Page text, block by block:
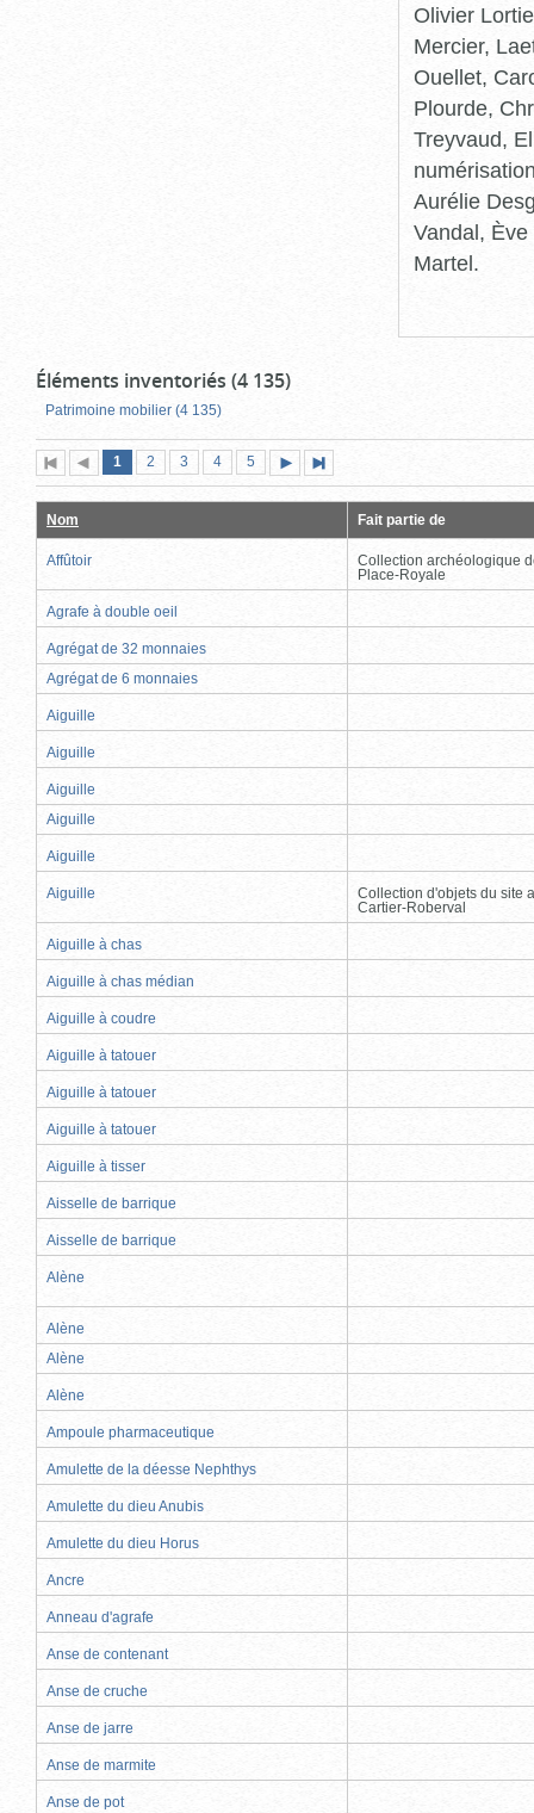
Olivier
Mercier,
Ouellet,
Plourde,
Treyvaud,
Aurélie
Vandal,
Martel.
Éléments inventoriés (4 135)
Patrimoine mobilier (4 135)
Première
page
Page
précédente
Page
1 (page
actuelle)
Page
2 Page
3 Page
4 Page
5
suivante
page
Nom Fait partie de
Affûtoir
Collection archéologique
Place-Royale
Agrafe à double oeil
Agrégat de 32 monnaies
Agrégat de 6 monnaies
Aiguille
Aiguille
Aiguille
Aiguille
Aiguille
Aiguille
Collection d'objets du site
Cartier-Roberval
Aiguille à chas
Aiguille à chas médian
Aiguille à coudre
Aiguille à tatouer
Aiguille à tatouer
Aiguille à tatouer
Aiguille à tisser
Aisselle de barrique
Aisselle de barrique
Alène
Alène
Alène
Alène
Ampoule pharmaceutique
Amulette de la déesse Nephthys
Amulette du dieu Anubis
Amulette du dieu Horus
Ancre
Anneau d'agrafe
Anse de contenant
Anse de cruche
Anse de jarre
Anse de marmite
Anse de pot